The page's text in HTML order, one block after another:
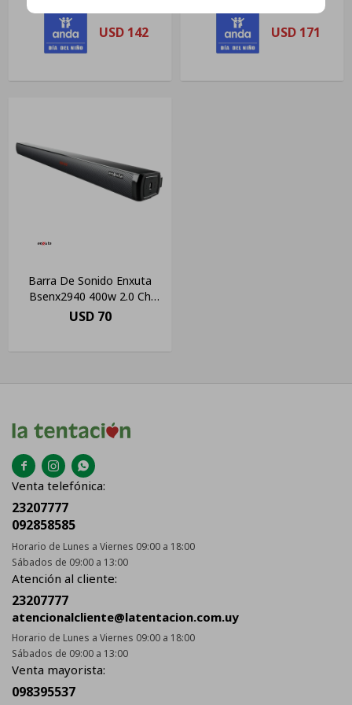
USD 142 USD 171
Barra De Sonido Enxuta
Bsenx2940 400w 2.0 Ch
Bluetooth Color Negro
USD 70
  
Venta telefónica:
23207777
092858585
Horario de Lunes a Viernes 09:00 a 18:00
Sábados de 09:00 a 13:00
Atención al cliente:
23207777
atencionalcliente@latentacion.com.uy
Horario de Lunes a Viernes 09:00 a 18:00
Sábados de 09:00 a 13:00
Venta mayorista:
098395537